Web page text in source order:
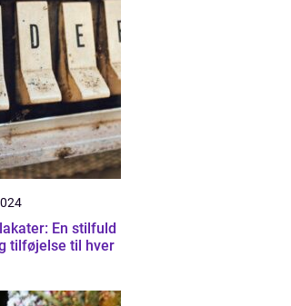
En stilfuld
tilføjelse til hver